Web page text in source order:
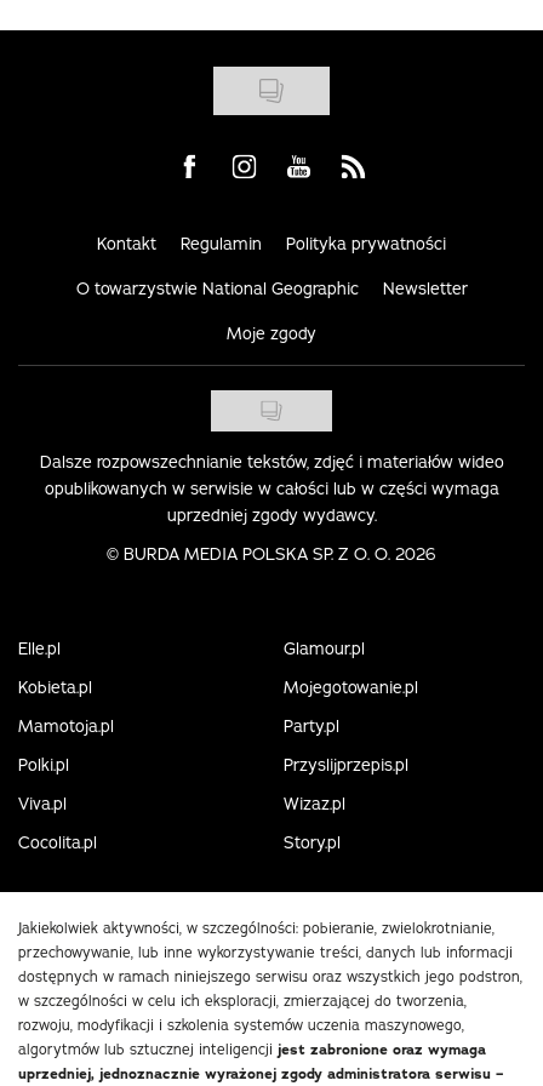
Visit us on Facebook
Visit us on Instagram
Visit us on Youtube
Visit us on Rss
Kontakt Regulamin Polityka prywatności
O towarzystwie National Geographic Newsletter
Moje zgody
Dalsze rozpowszechnianie tekstów, zdjęć i materiałów wideo
opublikowanych w serwisie w całości lub w części wymaga
uprzedniej zgody wydawcy.
© BURDA MEDIA POLSKA SP. Z O. O. 2026
Elle.pl
Glamour.pl
Kobieta.pl
Mojegotowanie.pl
Mamotoja.pl
Party.pl
Polki.pl
Przyslijprzepis.pl
Viva.pl
Wizaz.pl
Cocolita.pl
Story.pl
Jakiekolwiek aktywności, w szczególności: pobieranie, zwielokrotnianie,
przechowywanie, lub inne wykorzystywanie treści, danych lub informacji
dostępnych w ramach niniejszego serwisu oraz wszystkich jego podstron,
w szczególności w celu ich eksploracji, zmierzającej do tworzenia,
rozwoju, modyfikacji i szkolenia systemów uczenia maszynowego,
algorytmów lub sztucznej inteligencji jest zabronione oraz wymaga
uprzedniej, jednoznacznie wyrażonej zgody administratora serwisu –